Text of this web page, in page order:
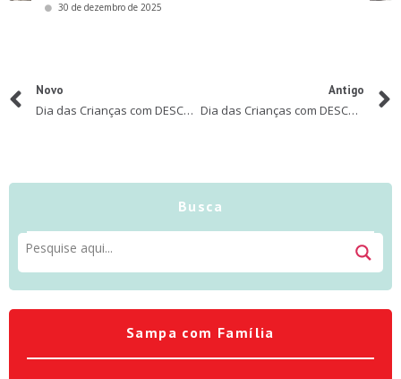
30 de dezembro de 2025
Novo
Dia das Crianças com DESCONTO – A Menina e o Tempo da Trupe Pé de Histórias
Antigo
Dia das Crianças com DESCONTO – Sitiolândia Eco Park
Busca
Sampa com Família